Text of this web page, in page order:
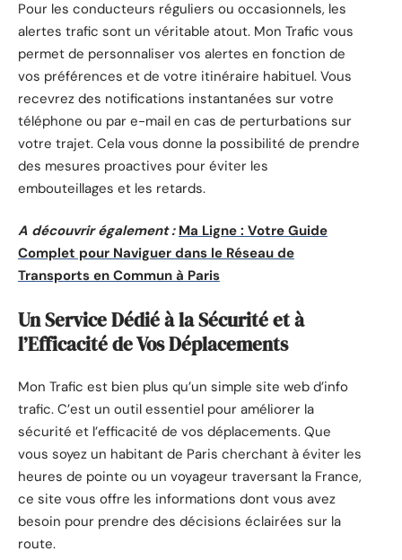
Pour les conducteurs réguliers ou occasionnels, les
alertes trafic sont un véritable atout. Mon Trafic vous
permet de personnaliser vos alertes en fonction de
vos préférences et de votre itinéraire habituel. Vous
recevrez des notifications instantanées sur votre
téléphone ou par e-mail en cas de perturbations sur
votre trajet. Cela vous donne la possibilité de prendre
des mesures proactives pour éviter les
embouteillages et les retards.
A découvrir également : Ma Ligne : Votre Guide
Complet pour Naviguer dans le Réseau de
Transports en Commun à Paris
Un Service Dédié à la Sécurité et à
l’Efficacité de Vos Déplacements
Mon Trafic est bien plus qu’un simple site web d’info
trafic. C’est un outil essentiel pour améliorer la
sécurité et l’efficacité de vos déplacements. Que
vous soyez un habitant de Paris cherchant à éviter les
heures de pointe ou un voyageur traversant la France,
ce site vous offre les informations dont vous avez
besoin pour prendre des décisions éclairées sur la
route.